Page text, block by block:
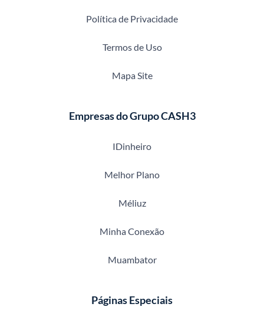
Política de Privacidade
Termos de Uso
Mapa Site
Empresas do Grupo CASH3
IDinheiro
Melhor Plano
Méliuz
Minha Conexão
Muambator
Páginas Especiais